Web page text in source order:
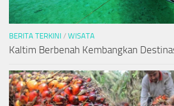
BERITA TERKINI / WISATA
Kaltim Berbenah Kembangkan